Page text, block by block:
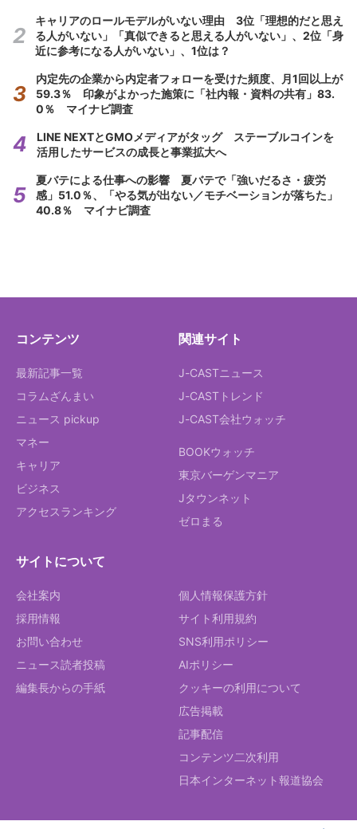
キャリアのロールモデルがいない理由 3位「理想的だと思え
る人がいない」「真似できると思える人がいない」、2位「身
近に参考になる人がいない」、1位は？
内定先の企業から内定者フォローを受けた頻度、月1回以上が
59.3％ 印象がよかった施策に「社内報・資料の共有」83.
0％ マイナビ調査
LINE NEXTとGMOメディアがタッグ ステーブルコインを
活用したサービスの成長と事業拡大へ
夏バテによる仕事への影響 夏バテで「強いだるさ・疲労
感」51.0％、「やる気が出ない／モチベーションが落ちた」
40.8％ マイナビ調査
コンテンツ
最新記事一覧
コラムざんまい
ニュース pickup
マネー
キャリア
ビジネス
アクセスランキング
関連サイト
J-CASTニュース
J-CASTトレンド
J-CAST会社ウォッチ
BOOKウォッチ
東京バーゲンマニア
Jタウンネット
ゼロまる
サイトについて
会社案内
採用情報
お問い合わせ
ニュース読者投稿
編集長からの手紙
個人情報保護方針
サイト利用規約
SNS利用ポリシー
AIポリシー
クッキーの利用について
広告掲載
記事配信
コンテンツ二次利用
日本インターネット報道協会